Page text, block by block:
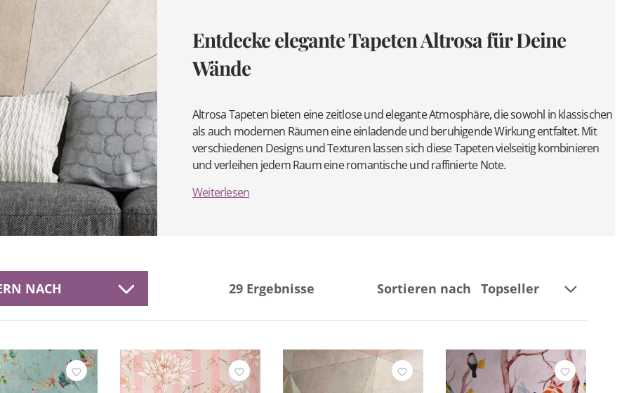
Entdecke elegante Tapeten Altrosa für Deine
Wände
Altrosa Tapeten bieten eine zeitlose und elegante Atmosphäre, die sowohl in klassischen
als auch modernen Räumen eine einladende und beruhigende Wirkung entfaltet. Mit
verschiedenen Designs und Texturen lassen sich diese Tapeten vielseitig kombinieren
und verleihen jedem Raum eine romantische und raffinierte Note.
Weiterlesen
NACH 29 Ergebnisse
Farbe Kollektion
Sortieren nach